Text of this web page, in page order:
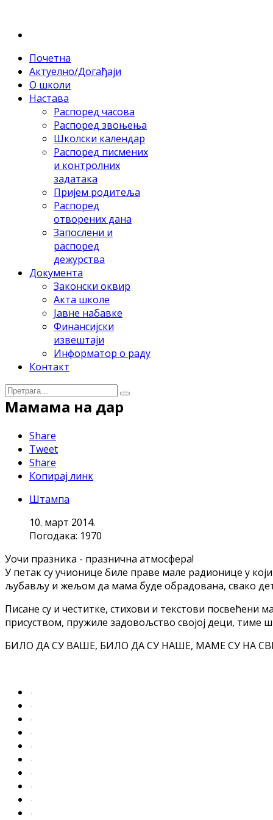
Почетна
Актуелно/Догађаји
О школи
Настава
Распоред часова
Распоред звоњења
Школски календар
Распоред писмених
и контролних
задатака
Пријем родитеља
Распоред
отворених дана
Запослени и
распоред
дежурства
Документа
Законски оквир
Акта школе
Јавне набавке
Финансијски
извештаји
Информатор о раду
Контакт
Мамама на дар
Share
Tweet
Share
Копирај линк
Штампа
10. март 2014.
Погодака: 1970
Уочи празника - празнична атмосфера!
У петак су учионице биле праве мале радионице у
љубављу и жељом да мама буде обрадована, свако
Писане су и честитке, стихови и текстови посвећени
присуством, пружиле задовољство својој деци, тиме
БИЛО ДА СУ ВАШЕ, БИЛО ДА СУ НАШЕ, МАМЕ СУ НА